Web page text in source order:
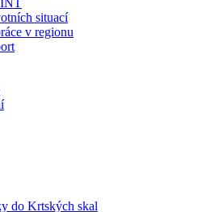
situací
v regionu
do Krtských skal